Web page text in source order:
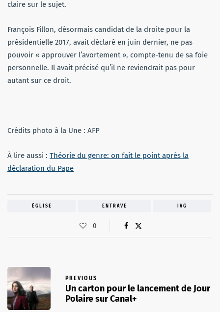
claire sur le sujet.
François Fillon, désormais candidat de la droite pour la
présidentielle 2017, avait déclaré en juin dernier, ne pas
pouvoir « approuver l’avortement », compte-tenu de sa foie
personnelle. Il avait précisé qu’il ne reviendrait pas pour
autant sur ce droit.
Crédits photo à la Une : AFP
À lire aussi : Théorie du genre: on fait le point après la
déclaration du Pape
ÉGLISE ENTRAVE IVG
0
PREVIOUS
Un carton pour le lancement de Jour
Polaire sur Canal+